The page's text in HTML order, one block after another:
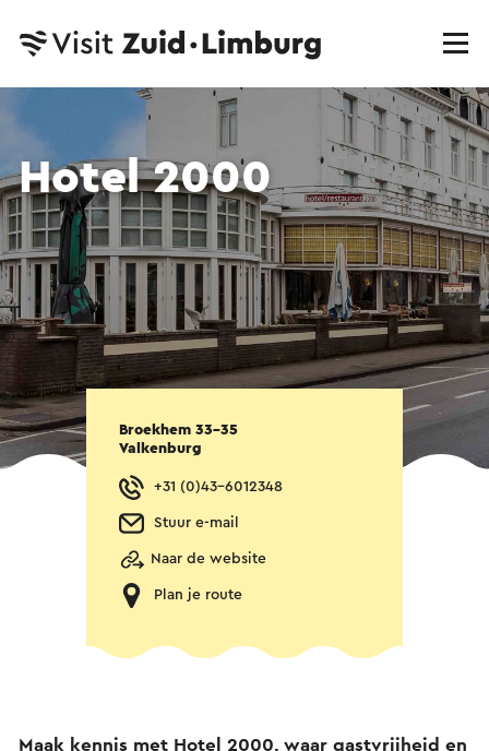
Hotel 2000
Broekhem 33-35
Valkenburg
+31 (0)43-6012348
Stuur e-mail
Naar de website
Plan je route
Maak kennis met Hotel 2000, waar gastvrijheid en